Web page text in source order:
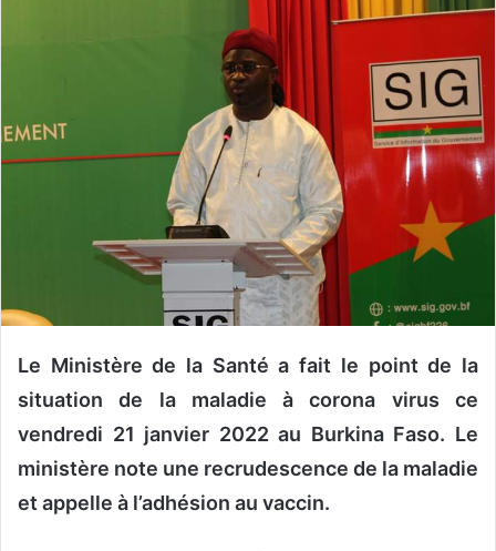
u
e
Le Ministère de la Santé a fait le point de la
situation de la maladie à corona virus ce
vendredi 21 janvier 2022 au Burkina Faso. Le
ministère note une recrudescence de la maladie
et appelle à l’adhésion au vaccin.